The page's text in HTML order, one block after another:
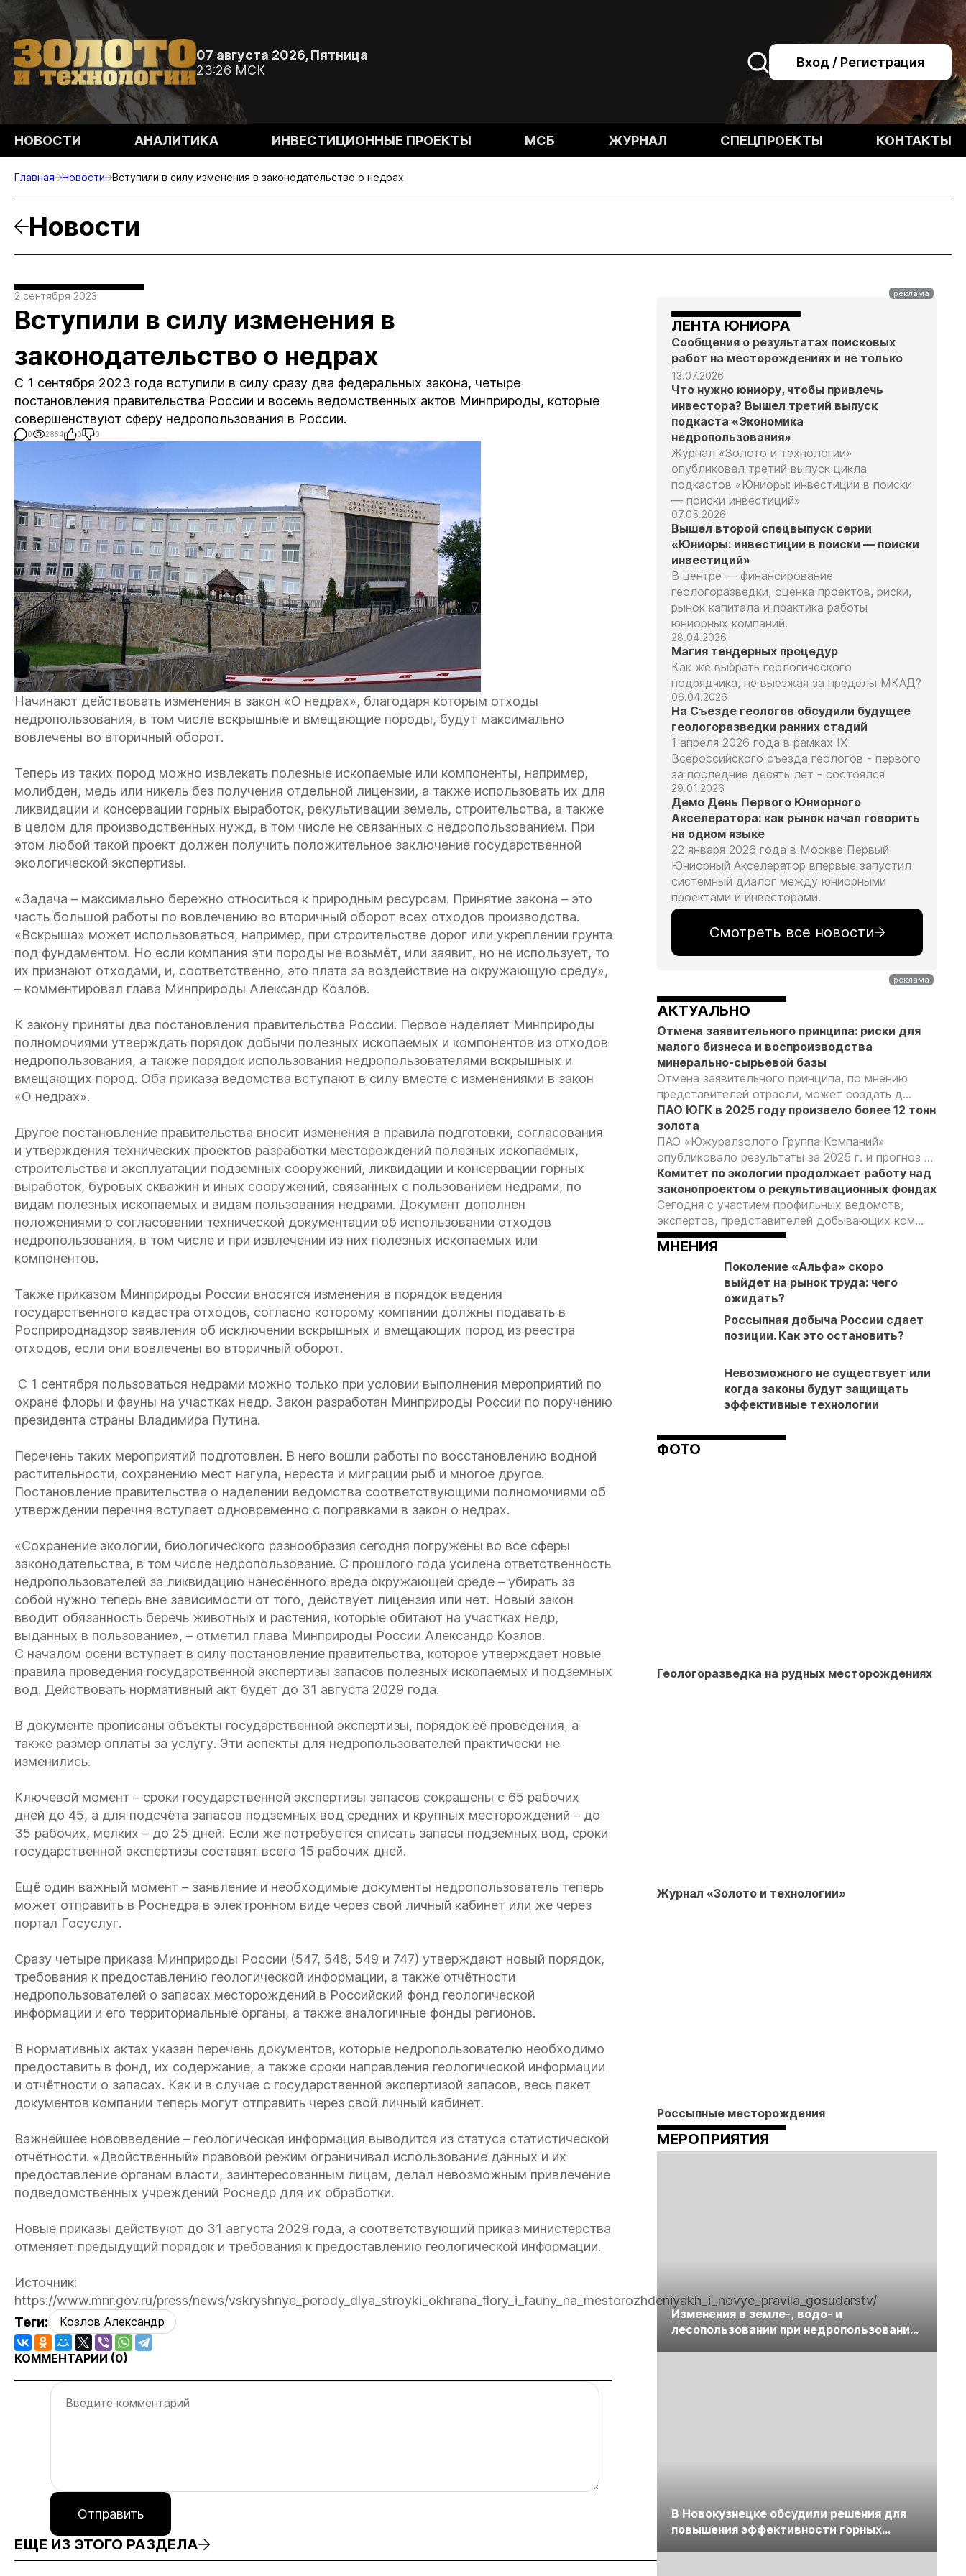
07 августа 2026, Пятница
23:26 МСК
Вход / Регистрация
НОВОСТИ АНАЛИТИКА ИНВЕСТИЦИОННЫЕ ПРОЕКТЫ МСБ ЖУРНАЛ СПЕЦПРОЕКТЫ КОНТАКТЫ
Главная Новости Вступили в силу изменения в законодательство о недрах
Новости
2 сентября 2023
Вступили в силу изменения в
законодательство о недрах
С 1 сентября 2023 года вступили в силу сразу два федеральных закона, четыре
постановления правительства России и восемь ведомственных актов Минприроды, которые
совершенствуют сферу недропользования в России.
0 2854 0 0
Начинают действовать изменения в закон «О недрах», благодаря которым отходы
недропользования, в том числе вскрышные и вмещающие породы, будут максимально
вовлечены во вторичный оборот.
Теперь из таких пород можно извлекать полезные ископаемые или компоненты, например,
молибден, медь или никель без получения отдельной лицензии, а также использовать их для
ликвидации и консервации горных выработок, рекультивации земель, строительства, а также
в целом для производственных нужд, в том числе не связанных с недропользованием. При
этом любой такой проект должен получить положительное заключение государственной
экологической экспертизы.
«Задача – максимально бережно относиться к природным ресурсам. Принятие закона – это
часть большой работы по вовлечению во вторичный оборот всех отходов производства.
«Вскрыша» может использоваться, например, при строительстве дорог или укреплении грунта
под фундаментом. Но если компания эти породы не возьмёт, или заявит, но не использует, то
их признают отходами, и, соответственно, это плата за воздействие на окружающую среду»,
– комментировал глава Минприроды Александр Козлов.
К закону приняты два постановления правительства России. Первое наделяет Минприроды
полномочиями утверждать порядок добычи полезных ископаемых и компонентов из отходов
недропользования, а также порядок использования недропользователями вскрышных и
вмещающих пород. Оба приказа ведомства вступают в силу вместе с изменениями в закон
«О недрах».
Другое постановление правительства вносит изменения в правила подготовки, согласования
и утверждения технических проектов разработки месторождений полезных ископаемых,
строительства и эксплуатации подземных сооружений, ликвидации и консервации горных
выработок, буровых скважин и иных сооружений, связанных с пользованием недрами, по
видам полезных ископаемых и видам пользования недрами. Документ дополнен
положениями о согласовании технической документации об использовании отходов
недропользования, в том числе и при извлечении из них полезных ископаемых или
компонентов.
Также приказом Минприроды России вносятся изменения в порядок ведения
государственного кадастра отходов, согласно которому компании должны подавать в
Росприроднадзор заявления об исключении вскрышных и вмещающих пород из реестра
отходов, если они вовлечены во вторичный оборот.
С 1 сентября пользоваться недрами можно только при условии выполнения мероприятий по
охране флоры и фауны на участках недр. Закон разработан Минприроды России по поручению
президента страны Владимира Путина.
Перечень таких мероприятий подготовлен. В него вошли работы по восстановлению водной
растительности, сохранению мест нагула, нереста и миграции рыб и многое другое.
Постановление правительства о наделении ведомства соответствующими полномочиями об
утверждении перечня вступает одновременно с поправками в закон о недрах.
«Сохранение экологии, биологического разнообразия сегодня погружены во все сферы
законодательства, в том числе недропользование. С прошлого года усилена ответственность
недропользователей за ликвидацию нанесённого вреда окружающей среде – убирать за
собой нужно теперь вне зависимости от того, действует лицензия или нет. Новый закон
вводит обязанность беречь животных и растения, которые обитают на участках недр,
выданных в пользование», – отметил глава Минприроды России Александр Козлов.
С началом осени вступает в силу постановление правительства, которое утверждает новые
правила проведения государственной экспертизы запасов полезных ископаемых и подземных
вод. Действовать нормативный акт будет до 31 августа 2029 года.
В документе прописаны объекты государственной экспертизы, порядок её проведения, а
также размер оплаты за услугу. Эти аспекты для недропользователей практически не
изменились.
Ключевой момент – сроки государственной экспертизы запасов сокращены с 65 рабочих
дней до 45, а для подсчёта запасов подземных вод средних и крупных месторождений – до
35 рабочих, мелких – до 25 дней. Если же потребуется списать запасы подземных вод, сроки
государственной экспертизы составят всего 15 рабочих дней.
Ещё один важный момент – заявление и необходимые документы недропользователь теперь
может отправить в Роснедра в электронном виде через свой личный кабинет или же через
портал Госуслуг.
Сразу четыре приказа Минприроды России (547, 548, 549 и 747) утверждают новый порядок,
требования к предоставлению геологической информации, а также отчётности
недропользователей о запасах месторождений в Российский фонд геологической
информации и его территориальные органы, а также аналогичные фонды регионов.
В нормативных актах указан перечень документов, которые недропользователю необходимо
предоставить в фонд, их содержание, а также сроки направления геологической информации
и отчётности о запасах. Как и в случае с государственной экспертизой запасов, весь пакет
документов компании теперь могут отправить через свой личный кабинет.
Важнейшее нововведение – геологическая информация выводится из статуса статистической
отчётности. «Двойственный» правовой режим ограничивал использование данных и их
предоставление органам власти, заинтересованным лицам, делал невозможным привлечение
подведомственных учреждений Роснедр для их обработки.
Новые приказы действуют до 31 августа 2029 года, а соответствующий приказ министерства
отменяет предыдущий порядок и требования к предоставлению геологической информации.
Источник:
https://www.mnr.gov.ru/press/news/vskryshnye_porody_dlya_stroyki_okhrana_flory_i_fauny_na_mestorozhdeniyakh_i_novye_pravila_gosudarstv/
Теги:
Козлов Александр
КОММЕНТАРИИ (0)
Отправить
ЕЩЕ ИЗ ЭТОГО РАЗДЕЛА
ЛЕНТА ЮНИОРА
Сообщения о результатах поисковых
работ на месторождениях и не только
13.07.2026
Что нужно юниору, чтобы привлечь
инвестора? Вышел третий выпуск
подкаста «Экономика
недропользования»
Журнал «Золото и технологии»
опубликовал третий выпуск цикла
подкастов «Юниоры: инвестиции в поиски
— поиски инвестиций»
07.05.2026
Вышел второй спецвыпуск серии
«Юниоры: инвестиции в поиски — поиски
инвестиций»
В центре — финансирование
геологоразведки, оценка проектов, риски,
рынок капитала и практика работы
юниорных компаний.
28.04.2026
Магия тендерных процедур
Как же выбрать геологического
подрядчика, не выезжая за пределы МКАД?
06.04.2026
На Съезде геологов обсудили будущее
геологоразведки ранних стадий
1 апреля 2026 года в рамках IX
Всероссийского съезда геологов - первого
за последние десять лет - состоялся
29.01.2026
Демо День Первого Юниорного
Акселератора: как рынок начал говорить
на одном языке
22 января 2026 года в Москве Первый
Юниорный Акселератор впервые запустил
системный диалог между юниорными
проектами и инвесторами.
Смотреть все новости
АКТУАЛЬНО
Отмена заявительного принципа: риски для
малого бизнеса и воспроизводства
минерально-сырьевой базы
Отмена заявительного принципа, по мнению
представителей отрасли, может создать д...
ПАО ЮГК в 2025 году произвело более 12 тонн
золота
ПАО «Южуралзолото Группа Компаний»
опубликовало результаты за 2025 г. и прогноз ...
Комитет по экологии продолжает работу над
законопроектом о рекультивационных фондах
Сегодня с участием профильных ведомств,
экспертов, представителей добывающих ком...
МНЕНИЯ
Поколение «Альфа» скоро
выйдет на рынок труда: чего
ожидать?
Россыпная добыча России сдает
позиции. Как это остановить?
Невозможного не существует или
когда законы будут защищать
эффективные технологии
ФОТО
Геологоразведка на рудных месторождениях
Журнал «Золото и технологии»
Россыпные месторождения
МЕРОПРИЯТИЯ
Изменения в земле-, водо- и
лесопользовании при недропользовании
В Новокузнецке обсудили решения для
повышения эффективности горных